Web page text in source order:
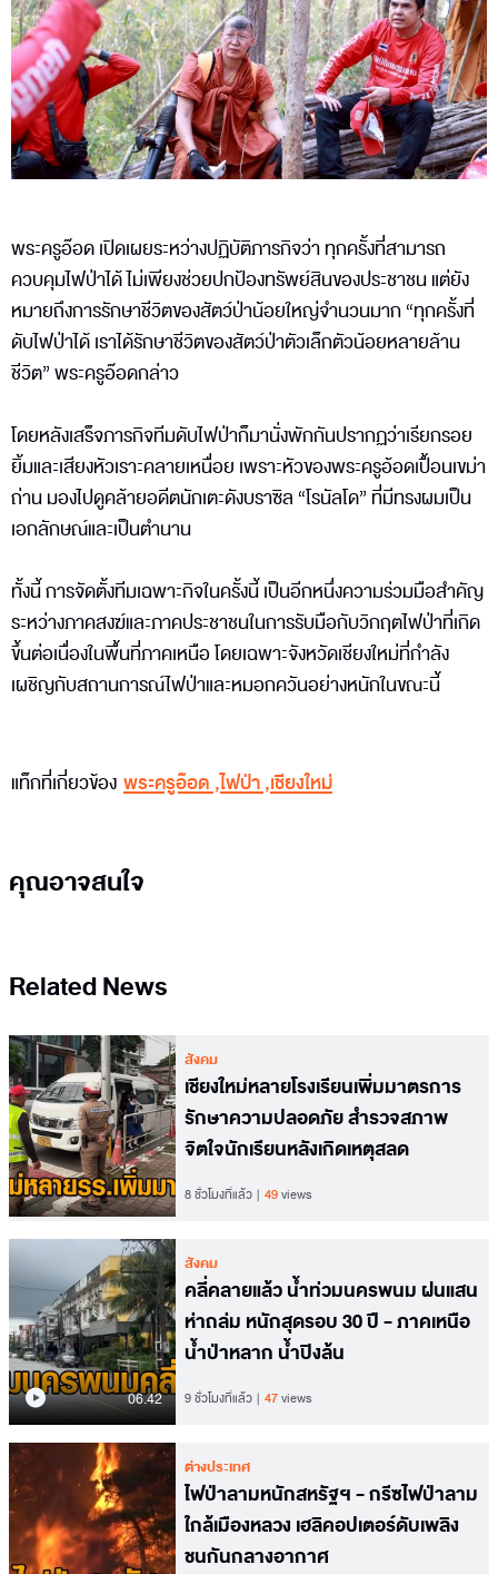
พระครูอ๊อด เปิดเผยระหว่างปฏิบัติภารกิจว่า ทุกครั้งที่สามารถ
ควบคุมไฟป่าได้ ไม่เพียงช่วยปกป้องทรัพย์สินของประชาชน แต่ยัง
หมายถึงการรักษาชีวิตของสัตว์ป่าน้อยใหญ่จำนวนมาก “ทุกครั้งที่
ดับไฟป่าได้ เราได้รักษาชีวิตของสัตว์ป่าตัวเล็กตัวน้อยหลายล้าน
ชีวิต” พระครูอ๊อดกล่าว
โดยหลังเสร็จภารกิจทีมดับไฟป่าก็มานั่งพักกันปรากฏว่าเรียกรอย
ยิ้มและเสียงหัวเราะคลายเหนื่อย เพราะหัวของพระครูอ้อดเปื้อนเขม่า
ถ่าน มองไปดูคล้ายอดีตนักเตะดังบราซิล “โรนัลโด” ที่มีทรงผมเป็น
เอกลักษณ์และเป็นตำนาน
ทั้งนี้ การจัดตั้งทีมเฉพาะกิจในครั้งนี้ เป็นอีกหนึ่งความร่วมมือสำคัญ
ระหว่างภาคสงฆ์และภาคประชาชนในการรับมือกับวิกฤตไฟป่าที่เกิด
ขึ้นต่อเนื่องในพื้นที่ภาคเหนือ โดยเฉพาะจังหวัดเชียงใหม่ที่กำลัง
เผชิญกับสถานการณ์ไฟป่าและหมอกควันอย่างหนักในขณะนี้
แท็กที่เกี่ยวข้อง พระครูอ๊อด ,ไฟป่า,เชียงใหม่
คุณอาจสนใจ
Related News
สังคม
เชียงใหม่หลายโรงเรียนเพิ่มมาตรการ
รักษาความปลอดภัย สำรวจสภาพ
จิตใจนักเรียนหลังเกิดเหตุสลด
8 ชั่วโมงที่แล้ว 49views
06.42
สังคม
คลี่คลายแล้ว น้ำท่วมนครพนม ฝนแสน
ห่าถล่ม หนักสุดรอบ 30 ปี - ภาคเหนือ
น้ำป่าหลาก น้ำปิงล้น
9 ชั่วโมงที่แล้ว 47views
ต่างประเทศ
ไฟป่าลามหนักสหรัฐฯ - กรีซไฟป่าลาม
ใกล้เมืองหลวง เฮลิคอปเตอร์ดับเพลิง
ชนกันกลางอากาศ